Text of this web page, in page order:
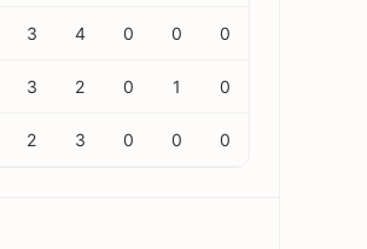
3 4 0 0 0
3 2 0 1 0
2 3 0 0 0